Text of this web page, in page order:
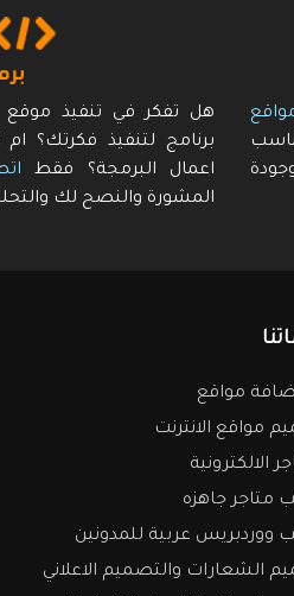
هل تفكر في تنفيذ موقع
برنامج لتنفيذ فكرتك؟
اعمال البرمجة؟ فقط
المشورة والنصح لك
مواقع
مواقع الانترنت
الالكترونية
متاجر جاهزه
ووردبريس عربية للمدونين
الشعارات والتصميم الاعلاني